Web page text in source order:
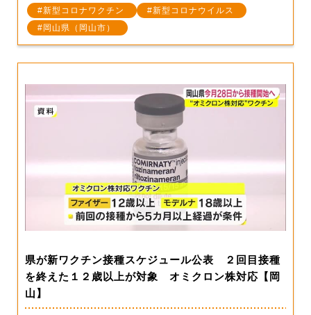
新型コロナワクチン
新型コロナウイルス
岡山県（岡山市）
県が新ワクチン接種スケジュール公表 ２回目接種
を終えた１２歳以上が対象 オミクロン株対応【岡
山】